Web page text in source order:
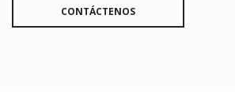
CONTÁCTENOS